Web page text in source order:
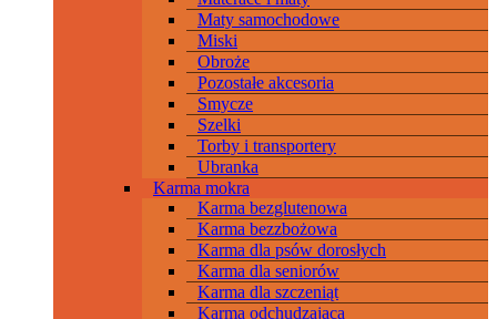
Maty samochodowe
Miski
Obroże
Pozostałe akcesoria
Smycze
Szelki
Torby i transportery
Ubranka
Karma mokra
Karma bezglutenowa
Karma bezzbożowa
Karma dla psów dorosłych
Karma dla seniorów
Karma dla szczeniąt
Karma odchudzająca